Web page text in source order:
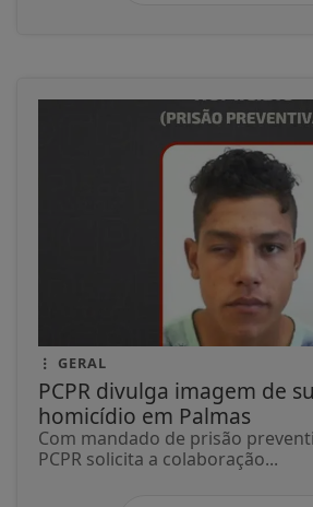
GERAL
PCPR divulga imagem de
homicídio em Palmas
Com mandado de prisão
PCPR solicita a colaboração...